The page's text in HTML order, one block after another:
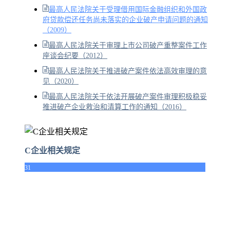
最高人民法院关于受理借用国际金融组织和外国政
府贷款偿还任务尚未落实的企业破产申请问题的通知
（2009）
最高人民法院关于审理上市公司破产重整案件工作
座谈会纪要（2012）
最高人民法院关于推进破产案件依法高效审理的意
见（2020）
最高人民法院关于依法开展破产案件审理积极稳妥
推进破产企业救治和清算工作的通知（2016）
C企业相关规定
31